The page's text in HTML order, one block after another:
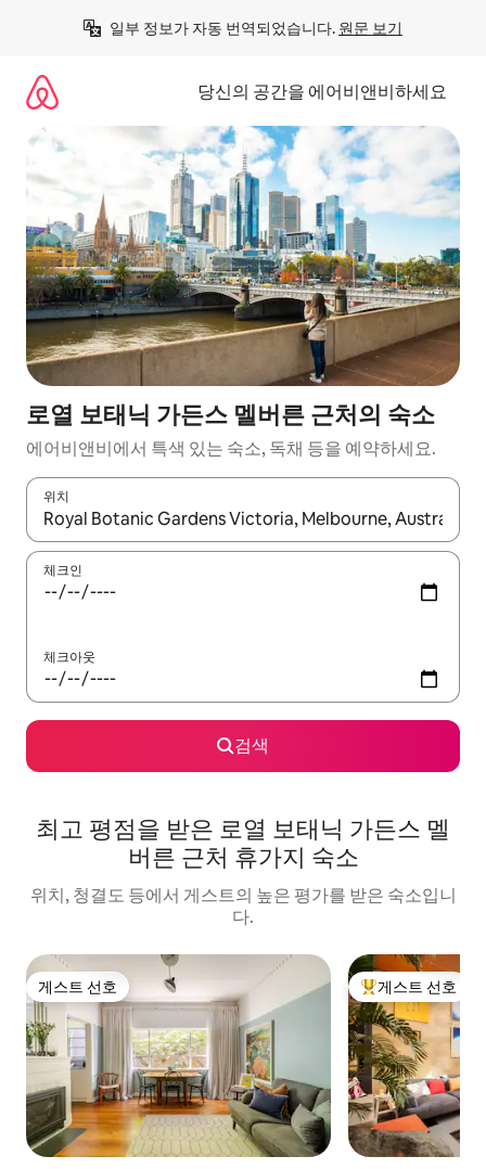
일부 정보가 자동 번역되었습니다. 원문 보기
당신의 공간을 에어비앤비하세요
로열 보태닉 가든스 멜버른 근처의 숙소
에어비앤비에서 특색 있는 숙소, 독채 등을 예약하세요.
위치
결과가 나오면 위·아래 화살표 키를 사용하거나 터치 또는 스와이
체크인
체크아웃
검색
최고 평점을 받은 로열 보태닉 가든스 멜
버른 근처 휴가지 숙소
위치, 청결도 등에서 게스트의 높은 평가를 받은 숙소입니
다.
게스트 선호
게스트 선호 상위 게스트 선호
게스트 선호